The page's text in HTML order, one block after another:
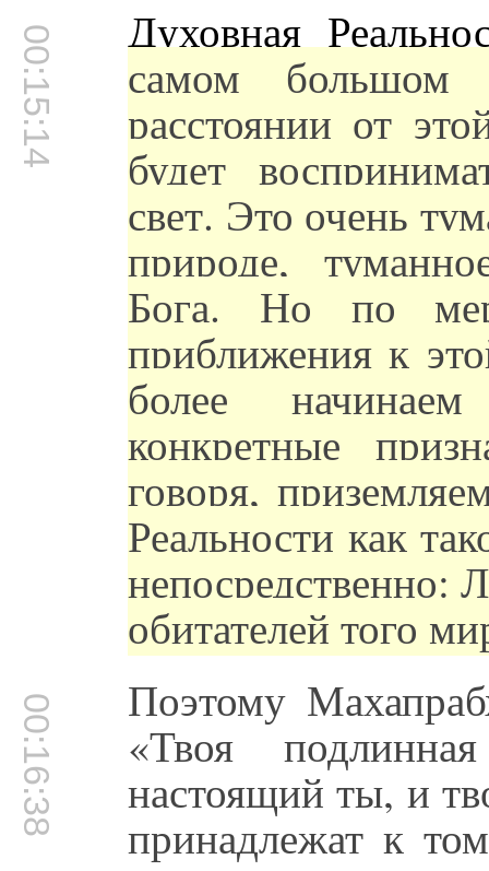
00:15:14 Духовная
самом большом
расстоянии от
будет
свет. Это очень
природе,
Бога. Но по
приближения к
более
конкретные
говоря,
Реальности как
непосредственно:
обитателей того
00:16:38 Поэтому
«Твоя
настоящий ты, и
принадлежат к